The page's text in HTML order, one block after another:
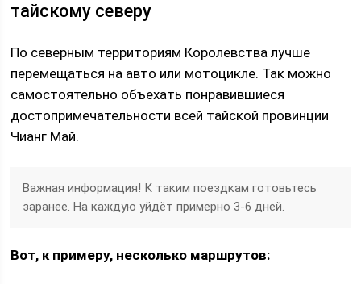
тайскому северу
По северным территориям Королевства лучше
перемещаться на авто или мотоцикле. Так можно
самостоятельно объехать понравившиеся
достопримечательности всей тайской провинции
Чианг Май.
Важная информация! К таким поездкам готовьтесь
заранее. На каждую уйдёт примерно 3-6 дней.
Вот, к примеру, несколько маршрутов: